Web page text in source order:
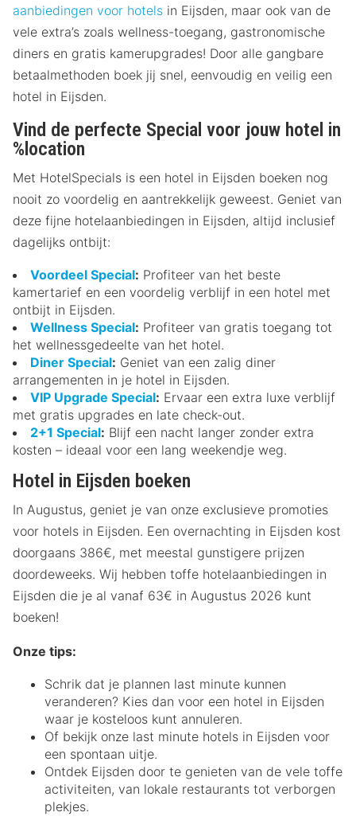
aanbiedingen voor hotels in Eijsden, maar ook van de
vele extra’s zoals wellness-toegang, gastronomische
diners en gratis kamerupgrades! Door alle gangbare
betaalmethoden boek jij snel, eenvoudig en veilig een
hotel in Eijsden.
Vind de perfecte Special voor jouw hotel in
%location
Met HotelSpecials is een hotel in Eijsden boeken nog
nooit zo voordelig en aantrekkelijk geweest. Geniet van
deze fijne hotelaanbiedingen in Eijsden, altijd inclusief
dagelijks ontbijt:
Voordeel Special: Profiteer van het beste
kamertarief en een voordelig verblijf in een hotel met
ontbijt in Eijsden.
Wellness Special: Profiteer van gratis toegang tot
het wellnessgedeelte van het hotel.
Diner Special: Geniet van een zalig diner
arrangementen in je hotel in Eijsden.
VIP Upgrade Special: Ervaar een extra luxe verblijf
met gratis upgrades en late check-out.
2+1 Special: Blijf een nacht langer zonder extra
kosten – ideaal voor een lang weekendje weg.
Hotel in Eijsden boeken
In Augustus, geniet je van onze exclusieve promoties
voor hotels in Eijsden. Een overnachting in Eijsden kost
doorgaans 386€, met meestal gunstigere prijzen
doordeweeks. Wij hebben toffe hotelaanbiedingen in
Eijsden die je al vanaf 63€ in Augustus 2026 kunt
boeken!
Onze tips:
Schrik dat je plannen last minute kunnen
veranderen? Kies dan voor een hotel in Eijsden
waar je kosteloos kunt annuleren.
Of bekijk onze last minute hotels in Eijsden voor
een spontaan uitje.
Ontdek Eijsden door te genieten van de vele toffe
activiteiten, van lokale restaurants tot verborgen
plekjes.